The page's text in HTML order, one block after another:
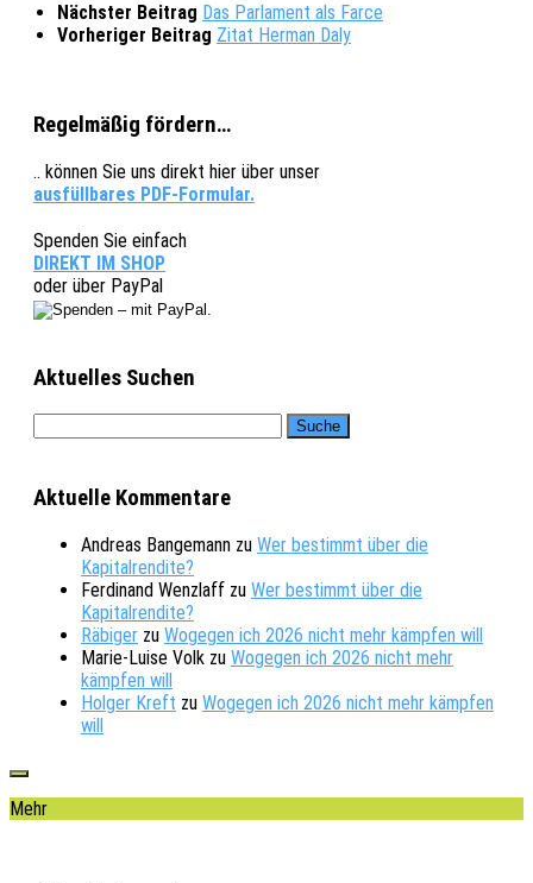
Nächster Beitrag Das Parlament als Farce
Vorheriger Beitrag Zitat Herman Daly
Regelmäßig fördern…
.. können Sie uns direkt hier über unser
ausfüllbares PDF-Formular.
Spenden Sie einfach
DIREKT IM SHOP
oder über PayPal
Aktuelles Suchen
Aktuelle Kommentare
Andreas Bangemann zu Wer bestimmt über die
Kapitalrendite?
Ferdinand Wenzlaff zu Wer bestimmt über die
Kapitalrendite?
Räbiger zu Wogegen ich 2026 nicht mehr kämpfen will
Marie-Luise Volk zu Wogegen ich 2026 nicht mehr
kämpfen will
Holger Kreft zu Wogegen ich 2026 nicht mehr kämpfen
will
Mehr